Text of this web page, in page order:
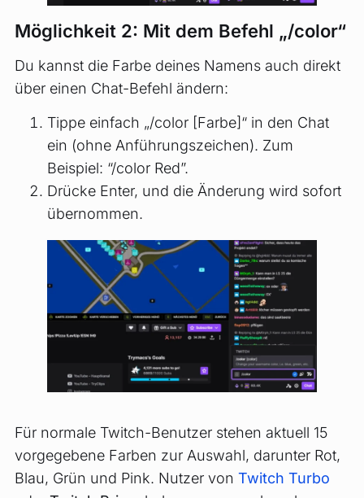
Möglichkeit 2: Mit dem Befehl „/color“
Du kannst die Farbe deines Namens auch direkt
über einen Chat-Befehl ändern:
Tippe einfach „/color [Farbe]“ in den Chat
ein (ohne Anführungszeichen). Zum
Beispiel: “/color Red”.
Drücke Enter, und die Änderung wird sofort
übernommen.
Für normale Twitch-Benutzer stehen aktuell 15
vorgegebene Farben zur Auswahl, darunter Rot,
Blau, Grün und Pink. Nutzer von Twitch Turbo